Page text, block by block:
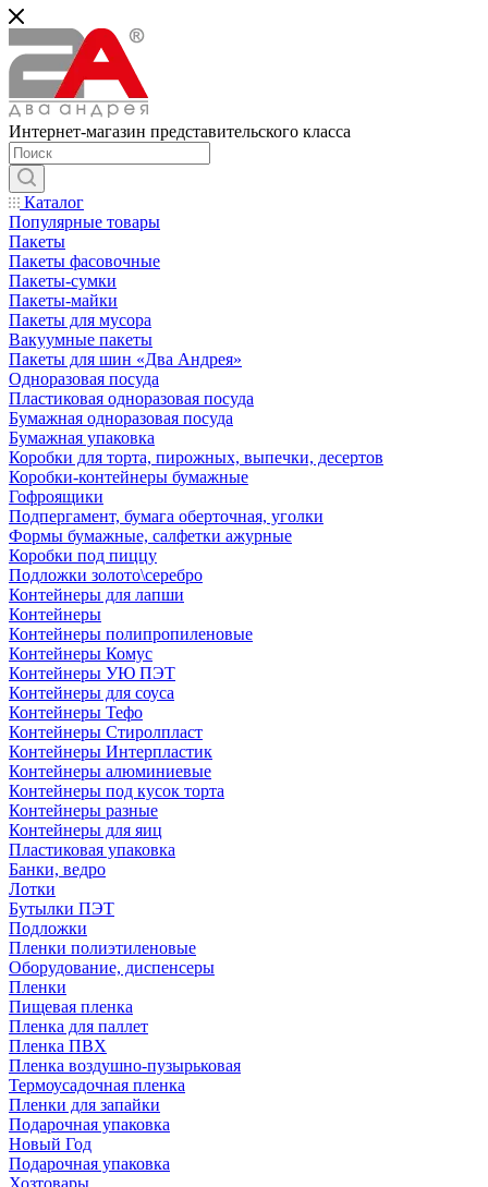
Интернет-магазин представительского класса
Каталог
Популярные товары
Пакеты
Пакеты фасовочные
Пакеты-сумки
Пакеты-майки
Пакеты для мусора
Вакуумные пакеты
Пакеты для шин «Два Андрея»
Одноразовая посуда
Пластиковая одноразовая посуда
Бумажная одноразовая посуда
Бумажная упаковка
Коробки для торта, пирожных, выпечки, десертов
Коробки-контейнеры бумажные
Гофроящики
Подпергамент, бумага оберточная, уголки
Формы бумажные, салфетки ажурные
Коробки под пиццу
Подложки золото\серебро
Контейнеры для лапши
Контейнеры
Контейнеры полипропиленовые
Контейнеры Комус
Контейнеры УЮ ПЭТ
Контейнеры для соуса
Контейнеры Тефо
Контейнеры Стиролпласт
Контейнеры Интерпластик
Контейнеры алюминиевые
Контейнеры под кусок торта
Контейнеры разные
Контейнеры для яиц
Пластиковая упаковка
Банки, ведро
Лотки
Бутылки ПЭТ
Подложки
Пленки полиэтиленовые
Оборудование, диспенсеры
Пленки
Пищевая пленка
Пленка для паллет
Пленка ПВХ
Пленка воздушно-пузырьковая
Термоусадочная пленка
Пленки для запайки
Подарочная упаковка
Новый Год
Подарочная упаковка
Хозтовары